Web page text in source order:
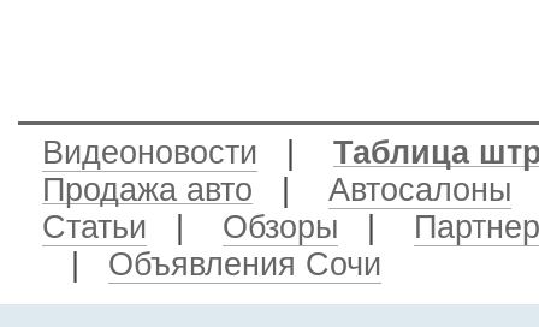
Видеоновости
Таблица
Продажа авто
Автосалоны
Статьи
Обзоры
Объявления Сочи